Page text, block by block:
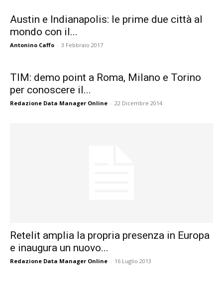
Austin e Indianapolis: le prime due città al
mondo con il...
Antonino Caffo - 3 Febbraio 2017
TIM: demo point a Roma, Milano e Torino
per conoscere il...
Redazione Data Manager Online - 22 Dicembre 2014
Retelit amplia la propria presenza in Europa
e inaugura un nuovo...
Redazione Data Manager Online - 16 Luglio 2013